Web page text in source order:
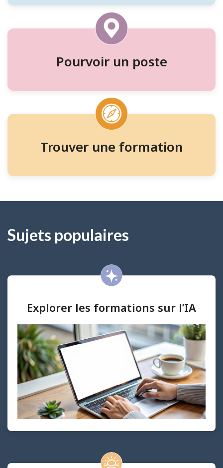
travailleurs
formation
Pourvoir un poste
Trouver une formation
Sujets populaires
Explorer les formations sur l’IA